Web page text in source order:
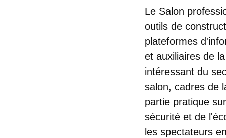
Le Salon
outils de
plateformes
et auxiliaires de
intéressant du
salon, cadres de
partie pratique
sécurité et de
les spectateurs